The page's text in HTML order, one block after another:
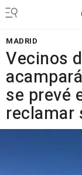
MADRID
Vecinos
se prevé
reclamar